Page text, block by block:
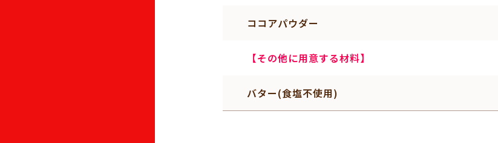
ココアパウダー
【その他に用意する材料】
バター(食塩不使用)